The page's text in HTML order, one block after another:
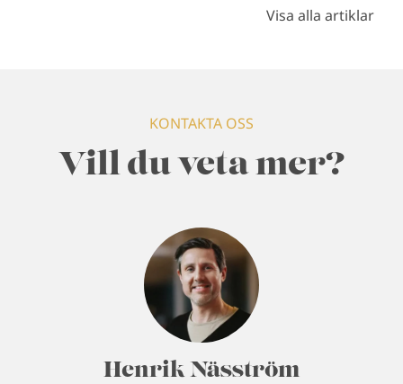
Visa alla artiklar
KONTAKTA OSS
Vill du veta mer?
Henrik Näsström